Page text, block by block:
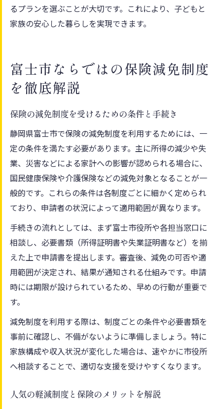
るプランを選ぶことが大切です。これにより、子どもと
家族の安心した暮らしを実現できます。
富士市ならではの保険減免制度
を徹底解説
保険の減免制度を受けるための条件と手続き
静岡県富士市で保険の減免制度を利用するためには、一
定の条件を満たす必要があります。主に所得の減少や失
業、災害などによる家計への影響が認められる場合に、
国民健康保険や介護保険などの減免対象となることが一
般的です。これらの条件は各制度ごとに細かく定められ
ており、申請者の状況によって適用範囲が異なります。
手続きの流れとしては、まず富士市役所や各担当窓口に
相談し、必要書類（所得証明書や失業証明書など）を揃
えた上で申請書を提出します。審査後、減免の可否や適
用範囲が決定され、結果が通知される仕組みです。申請
時には期限が設けられているため、早めの行動が重要で
す。
減免制度を利用する際は、制度ごとの条件や必要書類を
事前に確認し、不備がないように準備しましょう。特に
家族構成や収入状況が変化した場合は、速やかに市役所
へ相談することで、適切な支援を受けやすくなります。
人気の軽減制度と保険のメリットを解説